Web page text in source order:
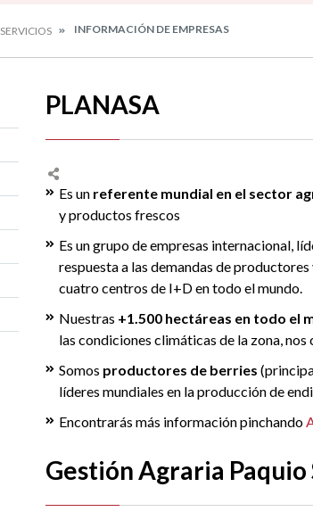
SERVICIOS INFORMACIÓN DE EMPRESAS
PLANASA
Es un referente mundial en el sector
y productos frescos
Es un grupo de empresas internacional,
respuesta a las demandas de
cuatro centros de I+D en todo el mundo.
Nuestras +1.500 hectáreas en todo el
las condiciones climáticas de la zona,
Somos productores de berries
líderes mundiales en la producción de
Encontrarás más información pinchando
Gestión Agraria Paquio